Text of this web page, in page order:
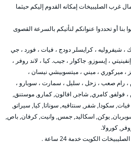
غرب الصليبيخات إمكانه القدوم إليكم حيثما
أو تحددوا عنوانكم لنأتيكم بالسرعة القصوى
، شيفروليه ، كرايسلر دودج ، فيات ، فورد ، جي
، إيسوزو. جاكوار ، جيب. كيا ، لاند روفر ،
، ميركوري ، ميني ، ميتسوبيشي نيسان ،
، رام صعب ، زحل ، سليل ، سمارت ، سوبارو ،
فولفو, كامري, شاجر, افالون, كمارو, موستنق,
فيات, سكودا, شفر, سنتافيه, سوناتا, كيا, سيراتو,
يوكن, اسكاليد, جمس, وانيت, كرفان, باص,
كورولا.
الكويت خدمة 24 ساعة .